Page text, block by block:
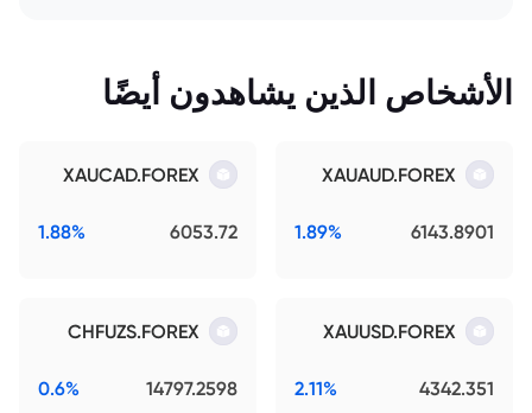
الأشخاص الذين يشاهدون أيضًا
XAUAUD.FOREX
6143.8901
1.89%
XAUCAD.FOREX
6053.72
1.88%
XAUUSD.FOREX
4342.351
2.11%
CHFUZS.FOREX
14797.2598
0.6%